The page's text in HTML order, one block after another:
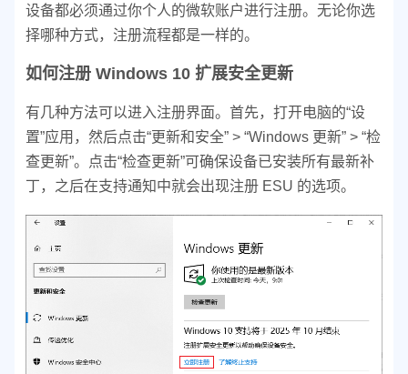
设备都必须通过你个人的微软账户进行注册。无论你选
择哪种方式，注册流程都是一样的。
如何注册 Windows 10 扩展安全更新
有几种方法可以进入注册界面。首先，打开电脑的“设
置”应用，然后点击“更新和安全” > “Windows 更新” > “检
查更新”。点击“检查更新”可确保设备已安装所有最新补
丁，之后在支持通知中就会出现注册 ESU 的选项。